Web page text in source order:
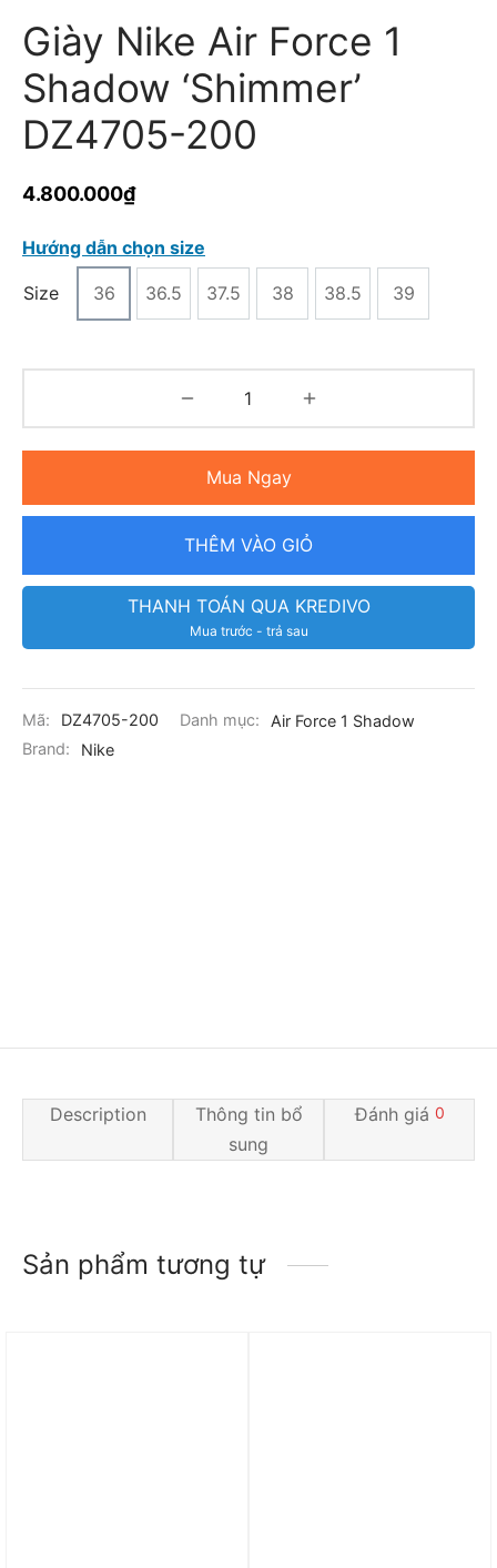
Giày Nike Air Force 1
Shadow ‘Shimmer’
DZ4705-200
4.800.000₫
Hướng dẫn chọn size
Size 36 36.5 37.5 38 38.5 39
Mua Ngay
THÊM VÀO GIỎ
THANH TOÁN QUA KREDIVO
Mua trước - trả sau
Mã: DZ4705-200 Danh mục:
Air Force 1 Shadow
Brand:
Nike
Description
Thông tin bổ
sung
Đánh giá 0
Sản phẩm tương tự